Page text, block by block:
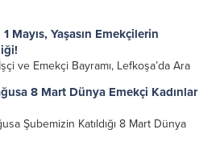
1 Mayıs, Yaşasın Emekçilerin
ve Emekçi Bayramı, Lefkoşa’da Ara
Alevi Kültür Merkezi olarak, her yıl
bu yıl da yürüyüş ve etkinlikte yerimizi
8 Mart Dünya Emekçi Kadınlar
Şubemizin Katıldığı 8 Mart Dünya